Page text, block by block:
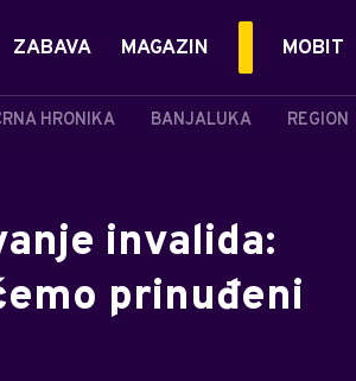
HRONIKA BANJALUKA REGION
ZABAVA MAGAZIN MOBIT
invalida:
prinuđeni